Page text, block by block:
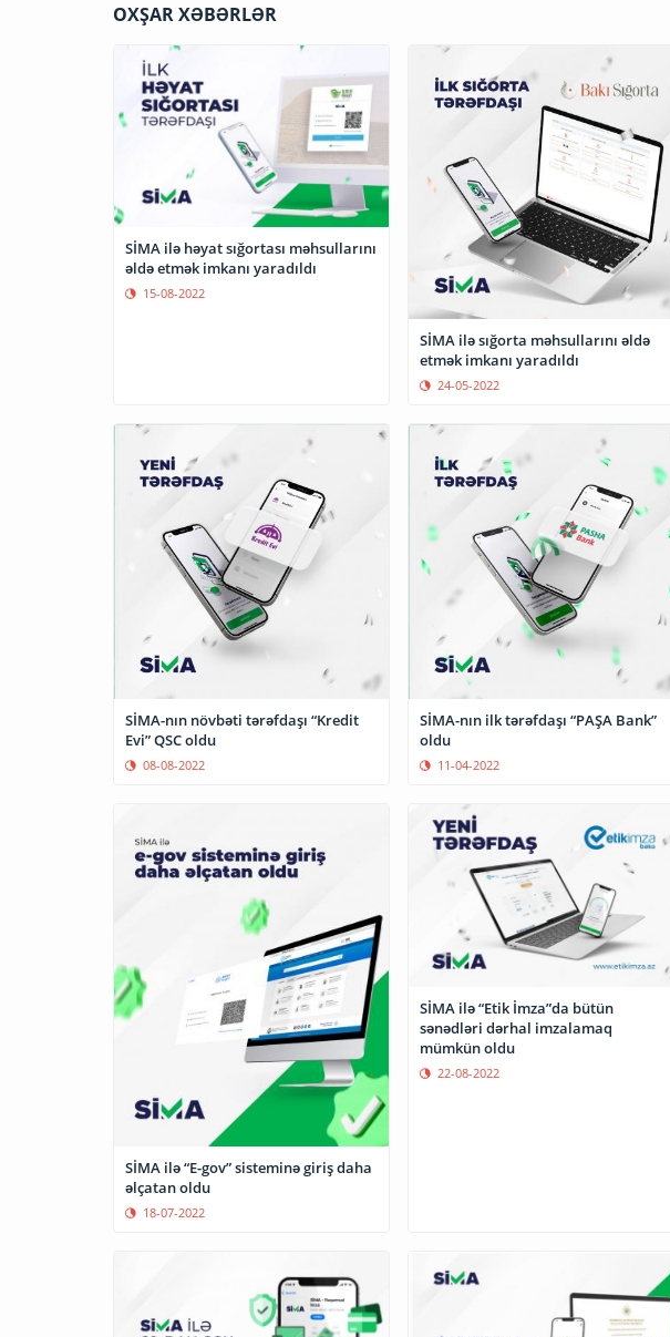
OXŞAR XƏBƏRLƏR
SİMA ilə həyat sığortası məhsullarını
əldə etmək imkanı yaradıldı
15-08-2022
SİMA ilə sığorta məhsullarını əldə
24-05-2022
SİMA-nın növbəti tərəfdaşı “Kredit
Evi” QSC oldu
08-08-2022
SİMA-nın ilk tərəfdaşı “PAŞA Bank”
oldu
11-04-2022
SİMA ilə “E-gov” sisteminə giriş daha
əlçatan oldu
18-07-2022
SİMA ilə “Etik İmza”da bütün
sənədləri dərhal imzalamaq
mümkün oldu
22-08-2022